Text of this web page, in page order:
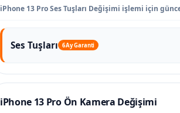
iPhone 13 Pro Ses Tuşları Değişimi işlemi için
Ses Tuşları 6 Ay Garanti
iPhone 13 Pro Ön Kamera Değişimi